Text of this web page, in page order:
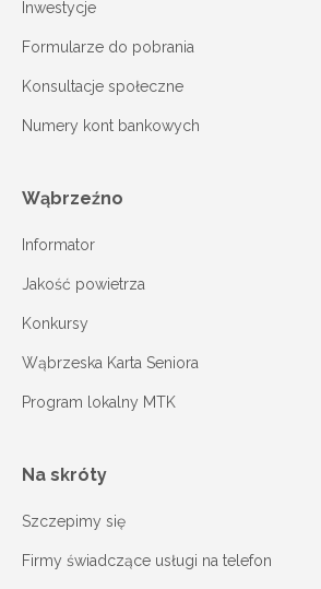
Inwestycje
Formularze do pobrania
Konsultacje społeczne
Numery kont bankowych
Wąbrzeźno
Informator
Jakość powietrza
Konkursy
Wąbrzeska Karta Seniora
Program lokalny MTK
Na skróty
Szczepimy się
Firmy świadczące usługi na telefon